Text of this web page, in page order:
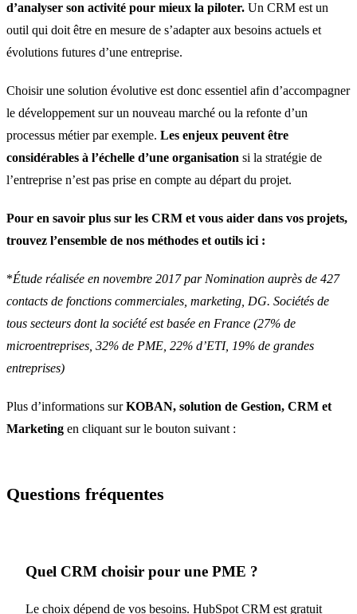
d’analyser son activité pour mieux la piloter. Un CRM est un
outil qui doit être en mesure de s’adapter aux besoins actuels et
évolutions futures d’une entreprise.
Choisir une solution évolutive est donc essentiel afin d’accompagner
le développement sur un nouveau marché ou la refonte d’un
processus métier par exemple. Les enjeux peuvent être
considérables à l’échelle d’une organisation si la stratégie de
l’entreprise n’est pas prise en compte au départ du projet.
Pour en savoir plus sur les CRM et vous aider dans vos projets,
trouvez l’ensemble de nos méthodes et outils ici :
*Étude réalisée en novembre 2017 par Nomination auprès de 427
contacts de fonctions commerciales, marketing, DG. Sociétés de
tous secteurs dont la société est basée en France (27% de
microentreprises, 32% de PME, 22% d’ETI, 19% de grandes
entreprises)
Plus d’informations surKOBAN, solution de Gestion, CRM et
Marketing en cliquant sur le bouton suivant :
Questions fréquentes
Quel CRM choisir pour une PME ?
Le choix dépend de vos besoins. HubSpot CRM est gratuit